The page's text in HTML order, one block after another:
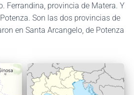
Ferrandina, provincia de Matera. Y
Son las dos provincias de
en Santa Arcangelo, de Potenza